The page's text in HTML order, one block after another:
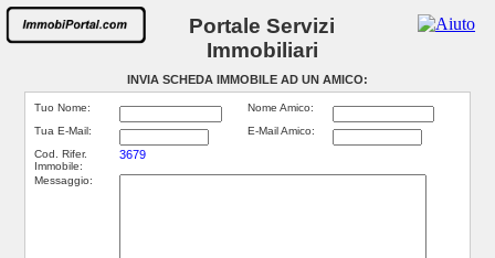
Portale Servizi
Immobiliari
INVIA SCHEDA IMMOBILE AD UN AMICO:
Tuo Nome:
Nome Amico:
Tua E-Mail:
E-Mail Amico:
Cod. Rifer.
Immobile:
3679
Messaggio: